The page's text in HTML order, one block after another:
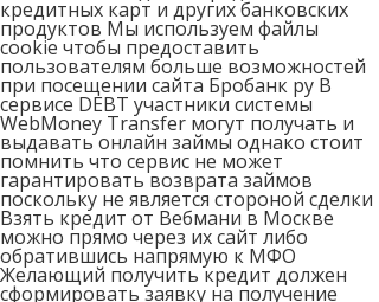
кредитных карт и других банковских
продуктов Мы используем файлы
cookie чтобы предоставить
пользователям больше возможностей
при посещении сайта Бробанк ру В
сервисе DEBT участники системы
WebMoney Transfer могут получать и
выдавать онлайн займы однако стоит
помнить что сервис не может
гарантировать возврата займов
поскольку не является стороной сделки
Взять кредит от Вебмани в Москве
можно прямо через их сайт либо
обратившись напрямую к МФО
Желающий получить кредит должен
сформировать заявку на получение